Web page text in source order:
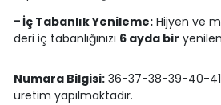
-İç Tabanlık Yenileme:Hijyen ve
deri iç tabanlığınızı 6 ayda bir
Numara Bilgisi:36-37-38-39-40-
üretim yapılmaktadır.